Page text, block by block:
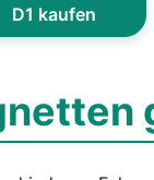
D1 kaufen